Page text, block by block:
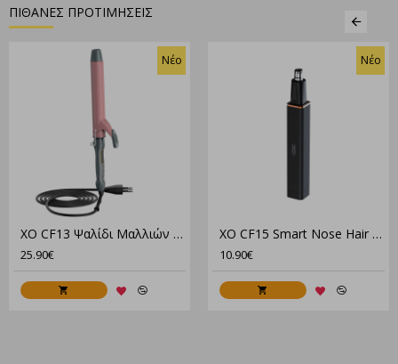
ΠΙΘΑΝΕΣ ΠΡΟΤΙΜΗΣΕΙΣ
Νέο
XO CF13 Ψαλίδι Μαλλιών για Μπούκλες
25.90€
Νέο
XO CF15 Smart Nose Hair Trimmer
10.90€